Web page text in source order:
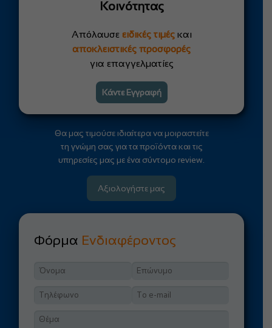
Κοινότητας
Απόλαυσε ειδικές τιμέςκαι
αποκλειστικές προσφορές
για επαγγελματίες
Κάντε Εγγραφή
Θα μας τιμούσε ιδιαίτερα να μοιραστείτε
τη γνώμη σας για τα προϊόντα και τις
υπηρεσίες μας με ένα σύντομο review.
Αξιολογήστε μας
Φόρμα Ενδιαφέροντος